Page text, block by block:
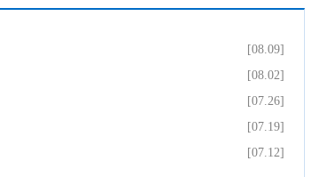
[08.09]
[08.02]
[07.26]
[07.19]
[07.12]